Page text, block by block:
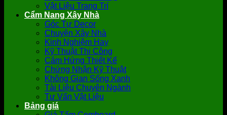
Vật Liệu Trang Trí
Cẩm Nang Xây Nhà
Góc Tự Decor
Chuyện Xây Nhà
Kinh Nghiệm Hay
Kỹ Thuật Thi Công
Cảm Hứng Thiết Kế
Chứng Nhận Kỹ Thuật
Không Gian Sống Xanh
Tài Liệu Chuyên Ngành
Tư Vấn Vật Liệu
Bảng giá